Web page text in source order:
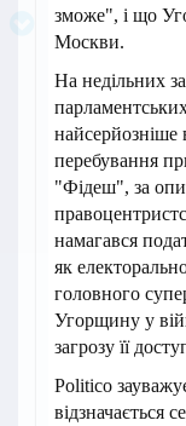
зможе", і що
Москви.
На недільних
найсерйозніше
перебування
"Фідеш", за
намагався
як
головного
Угорщину у
загрозу її
Politico
відзначається